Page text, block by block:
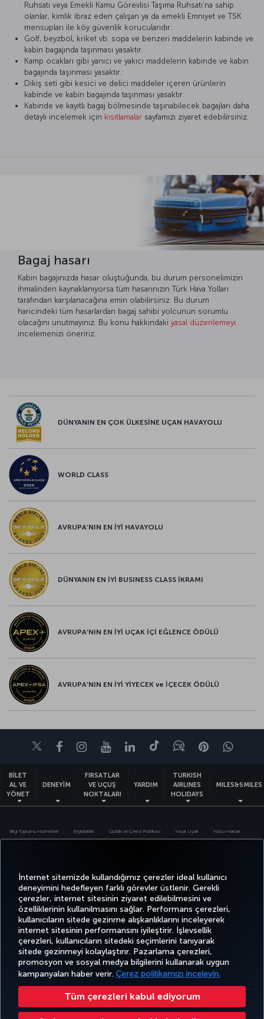
İnternet sitemizde kullandığımız çerezler ideal kullanıcı
deneyimini hedefleyen farklı görevler üstlenir. Gerekli
çerezler, internet sitesinin ziyaret edilebilmesini ve
özelliklerinin kullanılmasını sağlar. Performans çerezleri,
kullanıcıların sitede gezinme alışkanlıklarını inceleyerek
internet sitesinin performansını iyileştirir. İşlevsellik
çerezleri, kullanıcıların sitedeki seçimlerini tanıyarak
sitede gezinmeyi kolaylaştırır. Pazarlama çerezleri,
promosyon ve sosyal medya bilgilerini kullanarak uygun
kampanyaları haber verir. Çerez politikamızı inceleyin.
Tüm çerezleri kabul ediyorum
Ruhsatı veya Emekli Kamu Görevlisi Taşıma Ruhsatı’na sahip
olanlar, kimlik ibraz eden çalışan ya da emekli Emniyet ve TSK
mensupları ile köy güvenlik korucularıdır.
Golf, beyzbol, kriket vb. sopa ve benzeri maddelerin kabinde ve
kabin bagajında taşınması yasaktır.
Kamp ocakları gibi yanıcı ve yakıcı maddelerin kabinde ve kabin
bagajında taşınması yasaktır.
Dikiş seti gibi kesici ve delici maddeler içeren ürünlerin
kabinde ve kabin bagajında taşınması yasaktır.
Kabinde ve kayıtlı bagaj bölmesinde taşınabilecek bagajları daha
detaylı incelemek için kısıtlamalar sayfamızı ziyaret edebilirsiniz.
Bagaj hasarı
Kabin bagajınızda hasar oluştuğunda, bu durum personelimizin
ihmalinden kaynaklanıyorsa tüm hasarınızın Türk Hava Yolları
tarafından karşılanacağına emin olabilirsiniz. Bu durum
haricindeki tüm hasarlardan bagaj sahibi yolcunun sorumlu
olacağını unutmayınız. Bu konu hakkındaki yasal düzenlemeyi
incelemenizi öneririz.
DÜNYANIN EN ÇOK ÜLKESİNE UÇAN HAVAYOLU
WORLD CLASS
AVRUPA’NIN EN İYİ HAVAYOLU
DÜNYANIN EN İYİ BUSINESS CLASS İKRAMI
AVRUPA’NIN EN İYİ UÇAK İÇİ EĞLENCE ÖDÜLÜ
AVRUPA’NIN EN İYİ YİYECEK ve İÇECEK ÖDÜLÜ
TwitterFacebookInstagram
YoutubeLinkedIn
TiktokBlogPinterest
BİLET
AL VE
YÖNET
DENEYİM
FIRSATLAR
VE UÇUŞ
NOKTALARI
YARDIM
TURKISH
AIRLINES
HOLIDAYS
MILES&SMILES
Bilgi Toplumu Hizmetleri Erişilebilirlik Gizlilik ve Çerez Politikası Yasal Uyarı Yolcu Hakları